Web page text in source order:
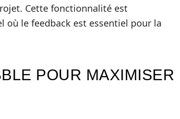
Cette fonctionnalité est
le feedback est essentiel pour la
POUR MAXIMISER